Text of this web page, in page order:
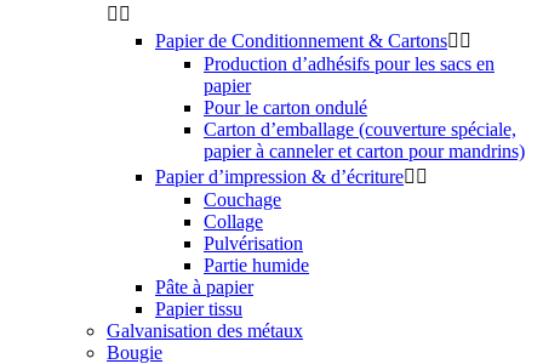
 
Papier de Conditionnement & Cartons 
Production d’adhésifs pour les sacs en
papier
Pour le carton ondulé
Carton d’emballage (couverture spéciale,
papier à canneler et carton pour mandrins)
Papier d’impression & d’écriture 
Couchage
Collage
Pulvérisation
Partie humide
Pâte à papier
Papier tissu
Galvanisation des métaux
Bougie